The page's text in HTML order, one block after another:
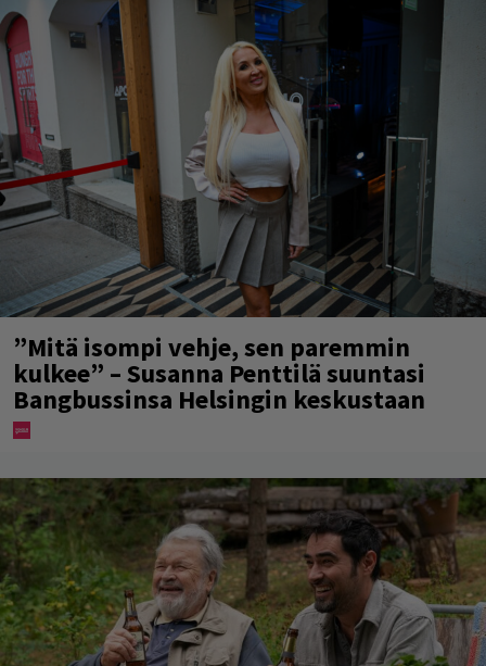
”Mitä isompi vehje, sen paremmin
kulkee” – Susanna Penttilä suuntasi
Bangbussinsa Helsingin keskustaan